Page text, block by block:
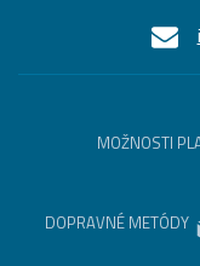
MOŽNOSTI
DOPRAVNÉ METÓDY